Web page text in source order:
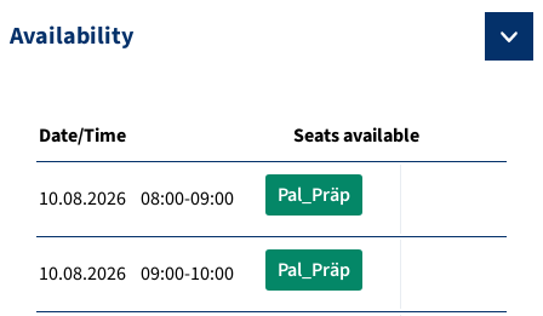
Availability
Date/Time Seats available
10.08.2026 08:00-09:00 Pal_Präp
10.08.2026 09:00-10:00 Pal_Präp